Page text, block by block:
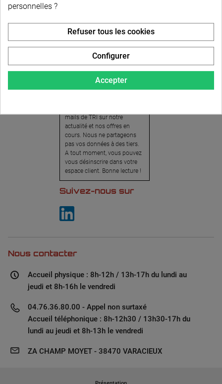
Newsletter
Pour recevoir notre
newsletter, nous vous
invitons à créer votre espace
client (cliquez sur « Compte »
en haut à droite de la page) et
cliquer sur « oui » pour vous
mails de TRI sur notre
actualité et nos offres en
cours. Nous ne partageons
pas vos données à des tiers.
A tout moment, vous pouvez
vous désinscrire dans votre
espace client. Bonne lecture !
Suivez-nous sur
Nous contacter
Accueil physique : 8h-12h / 13h-17h du lundi au
jeudi et 8h-16h le vendredi
04.76.36.80.00 - Appel non surtaxé
Accueil téléphonique : 8h-12h30 / 13h30-17h du
lundi au jeudi et 8h-13h le vendredi
ZA CHAMP MOYET - 38470 VARACIEUX
personnelles ?
Accepter
Refuser tous les cookies
Configurer